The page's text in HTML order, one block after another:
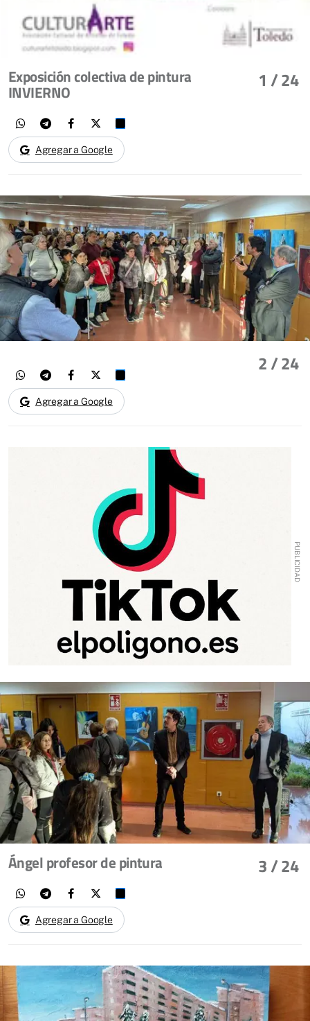
1 / 24
Exposición colectiva de pintura
INVIERNO
Agregar a Google
2/ 24
Agregar a Google
3/ 24
Ángel profesor de pintura
Agregar a Google